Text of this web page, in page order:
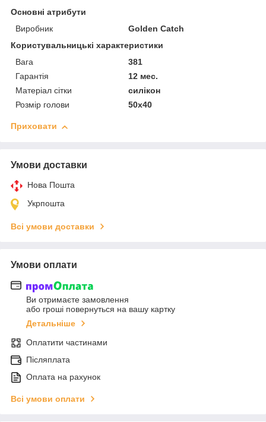
Основні атрибути
Виробник
Golden Catch
Користувальницькі характеристики
Вага
381
Гарантія
12 мес.
Матеріал сітки
силікон
Розмір голови
50х40
Приховати
Умови доставки
Нова Пошта
Укрпошта
Всі умови доставки
Умови оплати
Ви отримаєте замовлення
або гроші повернуться на вашу картку
Детальніше
Оплатити частинами
Післяплата
Оплата на рахунок
Всі умови оплати